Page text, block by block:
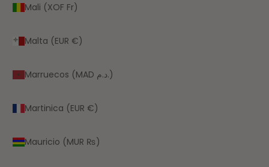
Mali (XOF Fr)
Malta (EUR €)
Marruecos (MAD د.م.)
Martinica (EUR €)
Mauricio (MUR ₨)